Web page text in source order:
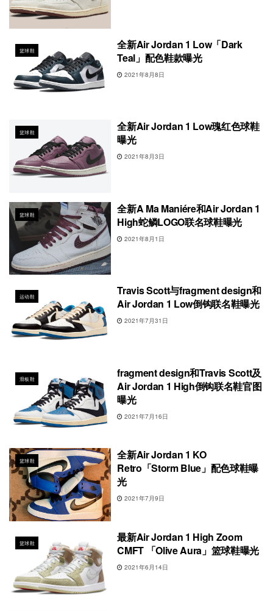
篮球鞋
全新Air Jordan 1 Low「Dark
Teal」配色鞋款曝光
2021年8月8日
篮球鞋
全新Air Jordan 1 Low瑰红色球鞋
曝光
2021年8月3日
篮球鞋
全新A Ma Maniére和Air Jordan 1
High蛇鳞LOGO联名球鞋曝光
2021年8月1日
运动鞋
Travis Scott与fragment design和
Air Jordan 1 Low倒钩联名鞋曝光
2021年7月31日
滑板鞋
fragment design和Travis Scott及
Air Jordan 1 High倒钩联名鞋官图
曝光
2021年7月16日
篮球鞋
全新Air Jordan 1 KO
Retro「Storm Blue」配色球鞋曝
光
2021年7月9日
篮球鞋
最新Air Jordan 1 High Zoom
CMFT 「Olive Aura」篮球鞋曝光
2021年6月14日